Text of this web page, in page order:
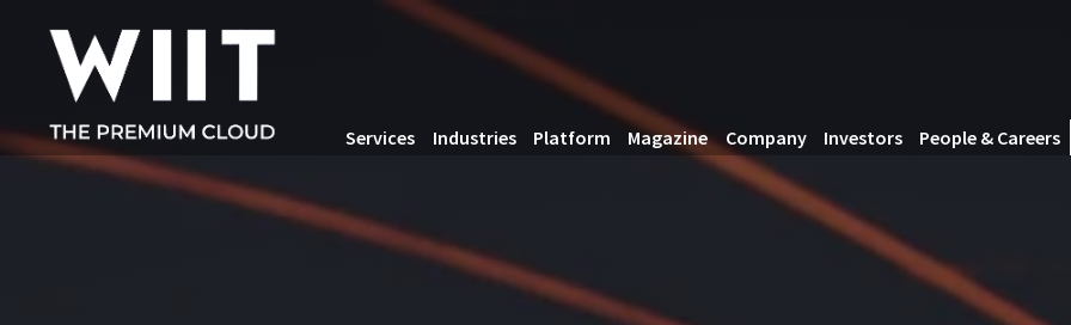
Services Industries Platform Magazine Company Investors People & Careers